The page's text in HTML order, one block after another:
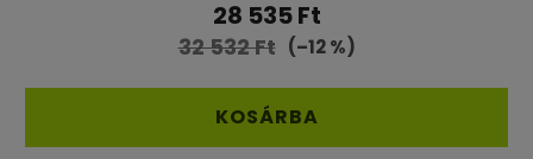
átlagos
értékelése
ből
4,6
28 535 Ft
32 532 Ft (–12 %)
KOSÁRBA